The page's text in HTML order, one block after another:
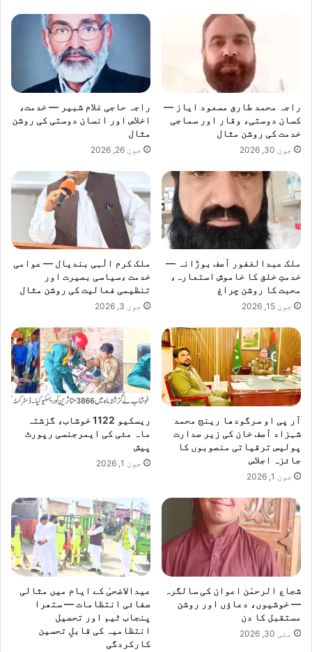
راجہ محمد طارق مسعود ایاز —
کسان دوستی، وقار اور سماجی
خدمت کی روشن مثال
جون 30, 2026
راجہ حاجی غلام شبیر — خدمت،
اخلاص اور انسان دوستی کی روشن
مثال
جون 26, 2026
ملک عبدالغفور آصف بوڑانہ —
خدمتِ خلق کا خاموش استعارہ،
محبت کا روشن چراغ
جون 15, 2026
ملک کرم الٰہی بندیال — عوامی
خدمت ،سیاسی بصیرت اور
تنظیمی فعالیت کی روشن مثال
جون 3, 2026
آر پی او سرگودھا رینج محمد
شہزاد آصف خان کی زیر صدارت
پولیس ترقیاتی منصوبوں کا
جائزہ اجلاس
جون 1, 2026
ریسکیو 1122 خوشاب، گزشتہ
ماہ مئی کی ایمرجنسی رپورٹ
پیش
جون 1, 2026
شجاع الرحمٰن اعوان کی سالگرہ
— خوشیوں، دعاؤں اور روشن
مستقبل کا دن
مئی 30, 2026
عیدالاضحیٰ کے ایام میں مثالی
صفائی انتظامات — ستھرا
پنجاب ٹیم اور تحصیل
انتظامیہ کی قابلِ تحسین
کارکردگی